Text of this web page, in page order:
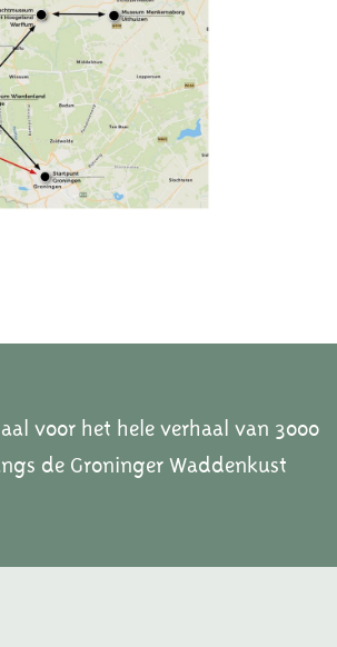
voor het hele verhaal van 3000
de Groninger Waddenkust